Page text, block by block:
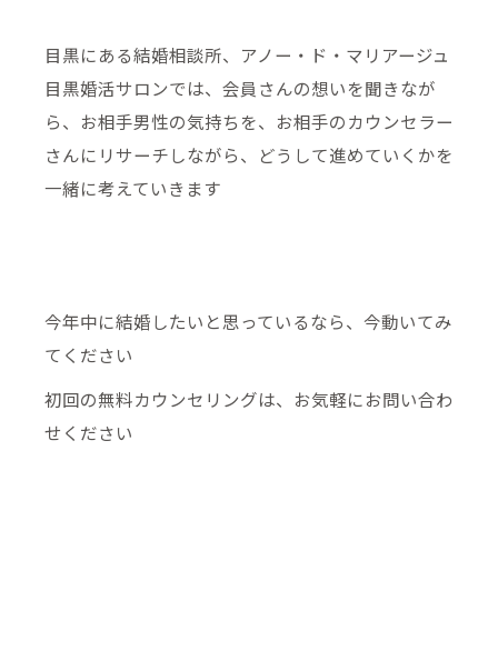
目黒にある結婚相談所、アノー・ド・マリアージュ
目黒婚活サロンでは、会員さんの想いを聞きなが
ら、お相手男性の気持ちを、お相手のカウンセラー
さんにリサーチしながら、どうして進めていくかを
一緒に考えていきます
今年中に結婚したいと思っているなら、今動いてみ
てください
初回の無料カウンセリングは、お気軽にお問い合わ
せください